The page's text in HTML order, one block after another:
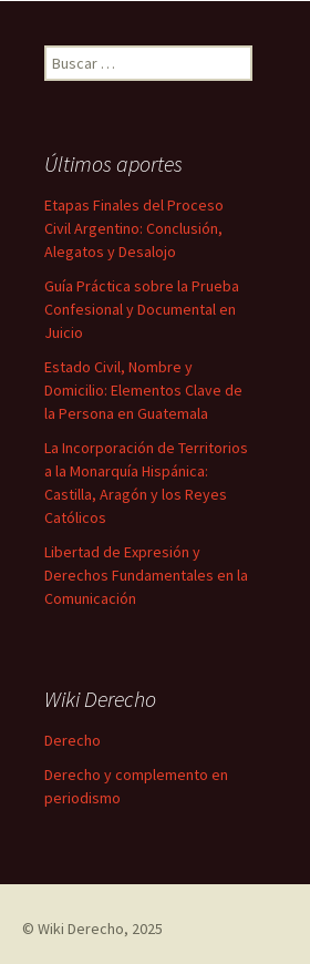
Buscar:
Últimos aportes
Etapas Finales del Proceso
Civil Argentino: Conclusión,
Alegatos y Desalojo
Guía Práctica sobre la Prueba
Confesional y Documental en
Juicio
Estado Civil, Nombre y
Domicilio: Elementos Clave de
la Persona en Guatemala
La Incorporación de Territorios
a la Monarquía Hispánica:
Castilla, Aragón y los Reyes
Católicos
Libertad de Expresión y
Derechos Fundamentales en la
Comunicación
Wiki Derecho
Derecho
Derecho y complemento en
periodismo
© Wiki Derecho, 2025